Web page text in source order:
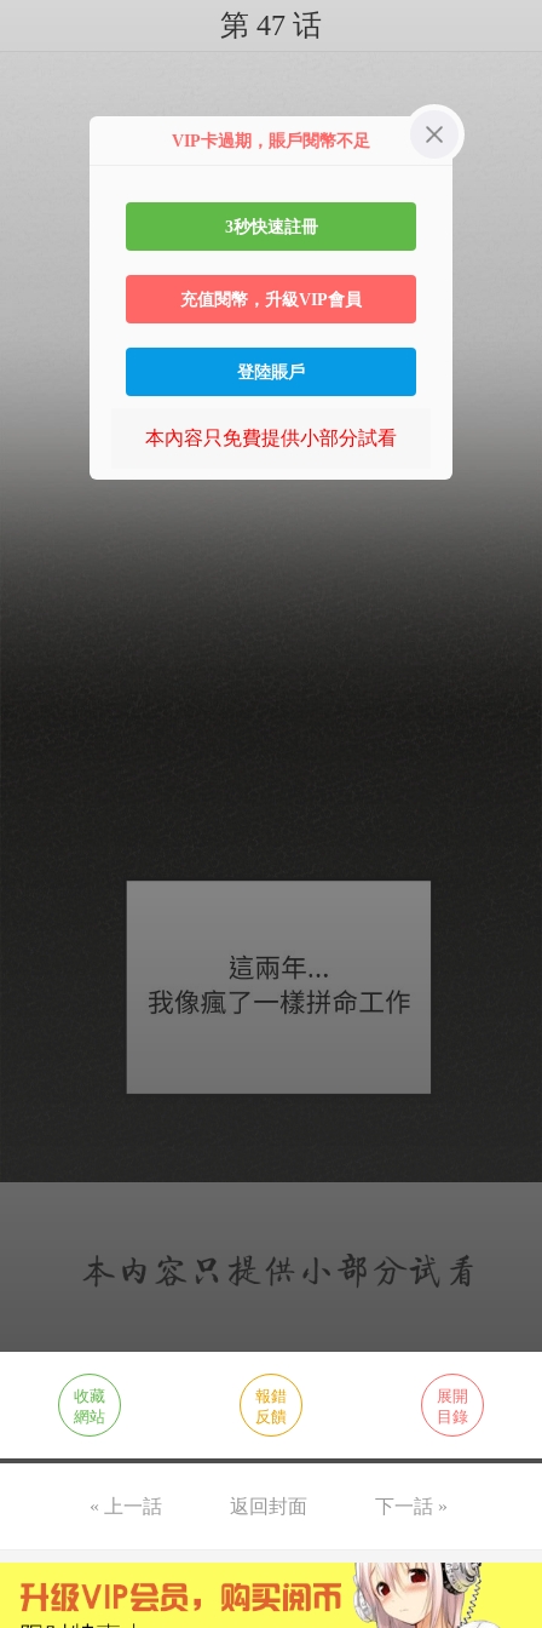
第 47 话
收藏
網站
報錯
反饋
展開
目錄
« 上一話 返回封面 下一話 »
VIP卡過期，賬戶閱幣不足
3秒快速註冊
充值閱幣，升級VIP會員
登陸賬戶
本內容只免費提供小部分試看